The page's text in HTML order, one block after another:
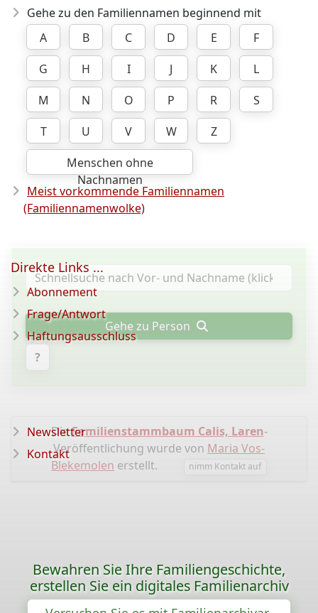
Gehe zu den Familiennamen beginnend mit
A
B C D E
F
G
H I J K
L
M
N O P R
S
T
U V W
Z
Menschen ohne
Nachnamen
Meist vorkommende Familiennamen
(Familiennamenwolke)
Gehe zu Person
?
DieFamilienstammbaum Calis, Laren-
Veröffentlichung wurde von Maria Vos-
Blekemolen erstellt. nimm Kontakt auf
Direkte Links ...
Abonnement
Frage/Antwort
Haftungsausschluss
Newsletter
Kontakt
Bewahren Sie Ihre Familiengeschichte,
erstellen Sie ein digitales Familienarchiv